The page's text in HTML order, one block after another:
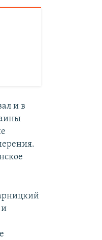
и в
и